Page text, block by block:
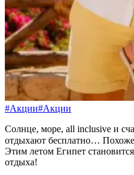
#Акции#Акции
Солнце, море, all inclusive и
отдыхают бесплатно…
Этим летом Египет
отдыха!